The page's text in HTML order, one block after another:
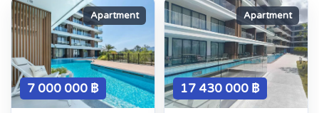
Apartment
7 000 000 ฿
Apartment
17 430 000 ฿